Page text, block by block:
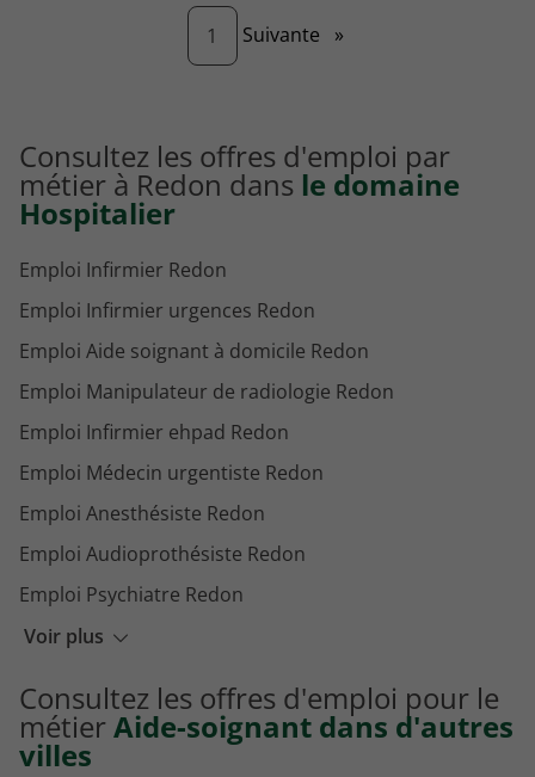
1 Page
Suivante »
Consultez les offres d'emploi par
métier à Redon dans le domaine
Hospitalier
Voir plus
Emploi Infirmier Redon
Emploi Infirmier urgences Redon
Emploi Aide soignant à domicile Redon
Emploi Manipulateur de radiologie Redon
Emploi Infirmier ehpad Redon
Emploi Médecin urgentiste Redon
Emploi Anesthésiste Redon
Emploi Audioprothésiste Redon
Emploi Psychiatre Redon
Emploi Infirmier soins palliatifs Redon
Emploi Agent de service hospitalier Redon
Consultez les offres d'emploi pour le
métierAide-soignant dans d'autres
villes